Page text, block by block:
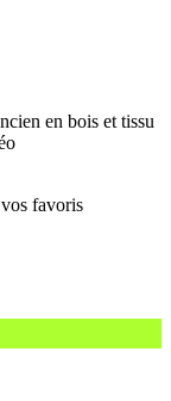
en bois et tissu